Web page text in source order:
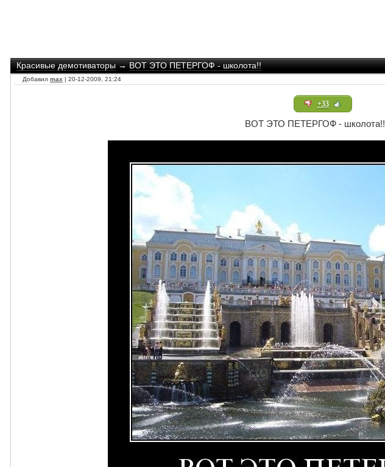
Красивые демотиваторы→ВОТ ЭТО ПЕТЕРГОФ - школота!!
Добавил max | 20-12-2009, 21:24
+33
ВОТ ЭТО ПЕТЕРГОФ - школота!!